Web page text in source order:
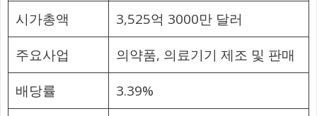
시가총액
3,525억 3000만 달러
주요사업
의약품, 의료기기 제조 및 판매
배당률
3.39%